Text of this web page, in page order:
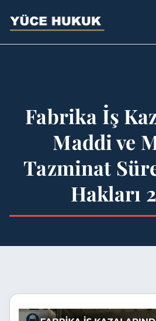
Bürosu
Fabrika İş
Maddi ve
Tazminat
Hakları